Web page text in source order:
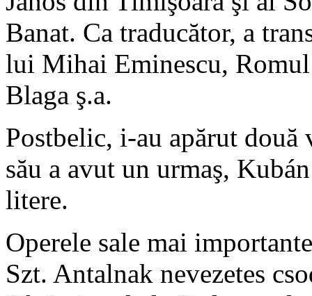
Banat. Ca traducător, a
lui Mihai Eminescu,
Blaga ş.a.
Postbelic, i-au apărut
său a avut un urmaş,
litere.
Operele sale mai
Szt. Antalnak nevezetes